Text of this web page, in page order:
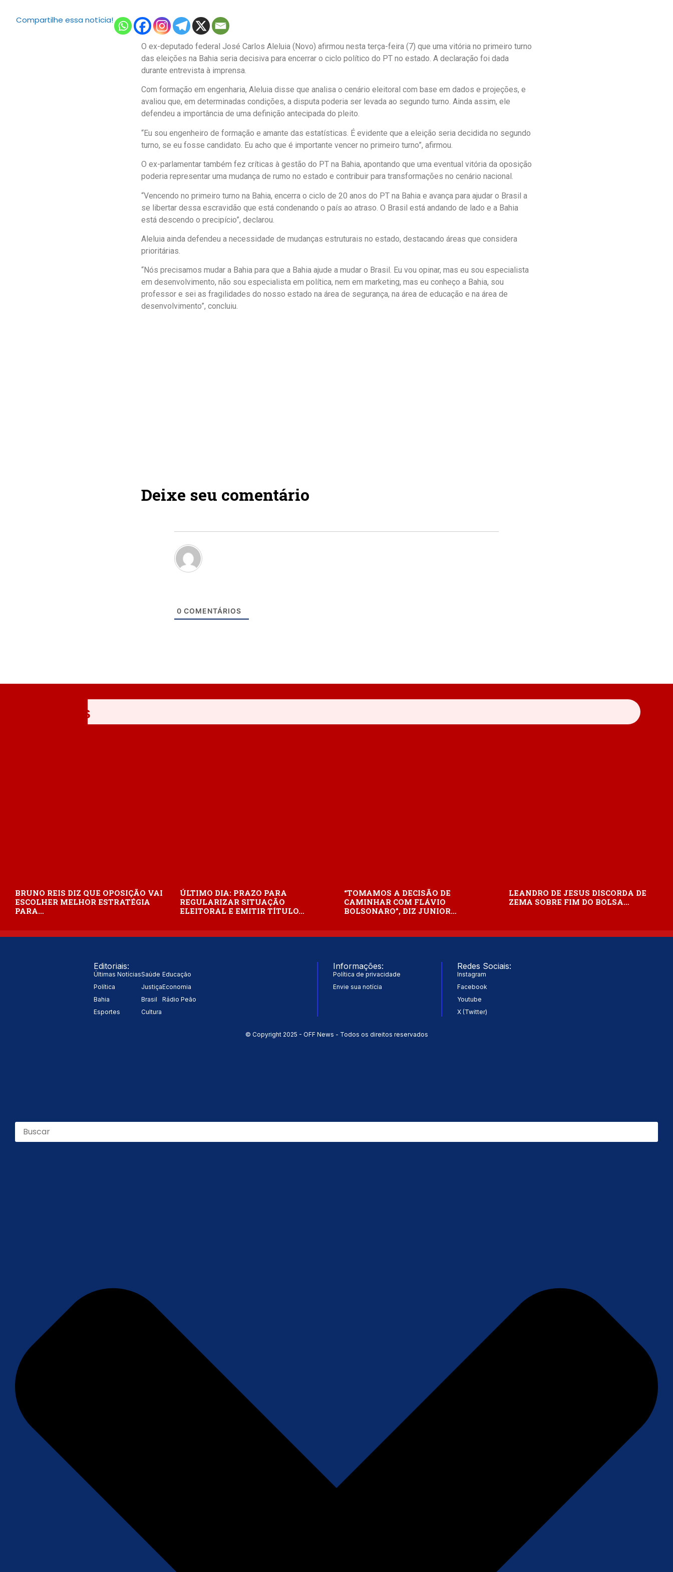
Compartilhe essa notícia!
O ex-deputado federal José Carlos Aleluia (Novo) afirmou nesta terça-feira (7) que uma vitória no primeiro turno
das eleições na Bahia seria decisiva para encerrar o ciclo político do PT no estado. A declaração foi dada
durante entrevista à imprensa.
Com formação em engenharia, Aleluia disse que analisa o cenário eleitoral com base em dados e projeções, e
avaliou que, em determinadas condições, a disputa poderia ser levada ao segundo turno. Ainda assim, ele
defendeu a importância de uma definição antecipada do pleito.
“Eu sou engenheiro de formação e amante das estatísticas. É evidente que a eleição seria decidida no segundo
turno, se eu fosse candidato. Eu acho que é importante vencer no primeiro turno”, afirmou.
O ex-parlamentar também fez críticas à gestão do PT na Bahia, apontando que uma eventual vitória da oposição
poderia representar uma mudança de rumo no estado e contribuir para transformações no cenário nacional.
“Vencendo no primeiro turno na Bahia, encerra o ciclo de 20 anos do PT na Bahia e avança para ajudar o Brasil a
se libertar dessa escravidão que está condenando o país ao atraso. O Brasil está andando de lado e a Bahia
está descendo o precipício”, declarou.
Aleluia ainda defendeu a necessidade de mudanças estruturais no estado, destacando áreas que considera
prioritárias.
“Nós precisamos mudar a Bahia para que a Bahia ajude a mudar o Brasil. Eu vou opinar, mas eu sou especialista
em desenvolvimento, não sou especialista em política, nem em marketing, mas eu conheço a Bahia, sou
professor e sei as fragilidades do nosso estado na área de segurança, na área de educação e na área de
desenvolvimento”, concluiu.
Deixe seu comentário
0 COMENTÁRIOS
ÚLTIMAS
BRUNO REIS DIZ QUE OPOSIÇÃO VAI
ESCOLHER MELHOR ESTRATÉGIA
PARA…
ÚLTIMO DIA: PRAZO PARA
REGULARIZAR SITUAÇÃO
ELEITORAL E EMITIR TÍTULO…
“TOMAMOS A DECISÃO DE
CAMINHAR COM FLÁVIO
BOLSONARO”, DIZ JUNIOR…
LEANDRO DE JESUS DISCORDA DE
ZEMA SOBRE FIM DO BOLSA…
Editoriais:
Últimas Notícias
Política
Bahia
Esportes
Saúde
Justiça
Brasil
Cultura
Educação
Economia
Rádio Peão
Informações:
Política de privacidade
Envie sua notícia
Redes Sociais:
Instagram
Facebook
Youtube
X (Twitter)
© Copyright 2025 - OFF News - Todos os direitos reservados